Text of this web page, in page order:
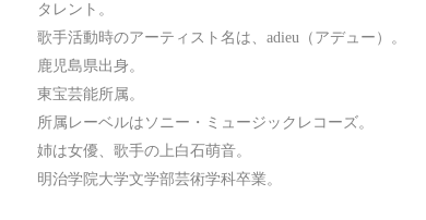
タレント。
歌手活動時のアーティスト名は、adieu（アデュー）。
鹿児島県出身。
東宝芸能所属。
所属レーベルはソニー・ミュージックレコーズ。
姉は女優、歌手の上白石萌音。
明治学院大学文学部芸術学科卒業。